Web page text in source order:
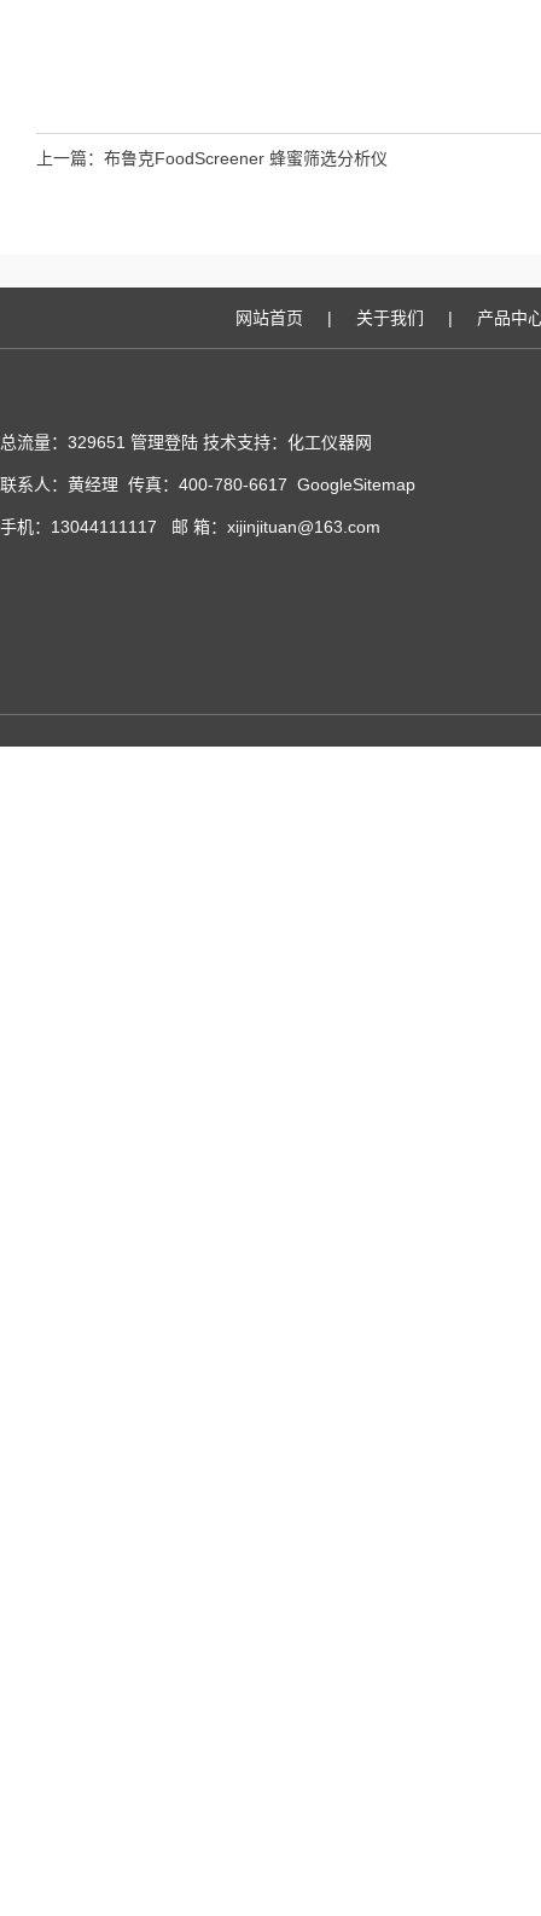
上一篇： 布鲁克FoodScreener 蜂蜜筛选分析仪
网站首页 | 关于我们 | 产品中
总流量：329651 管理登陆 技术支持：化工仪器网
联系人：黄经理 传真：400-780-6617 GoogleSitemap
手机：13044111117 邮 箱：xijinjituan@163.com